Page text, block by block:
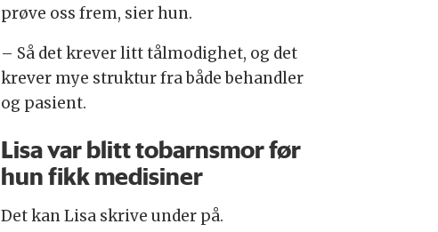
prøve oss frem, sier hun.
– Så det krever litt tålmodighet, og det
krever mye struktur fra både behandler
og pasient.
Lisa var blitt tobarnsmor før
hun fikk medisiner
Det kan Lisa skrive under på.